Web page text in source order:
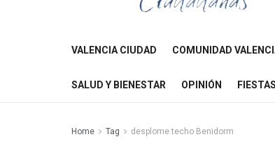
VALENCIA CIUDAD COMUNIDAD
SALUD Y BIENESTAR OPINIÓN
Home Tag desplome techo Benidorm